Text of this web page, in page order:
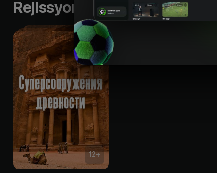
Rejissyorning boshqa ishlari
12+